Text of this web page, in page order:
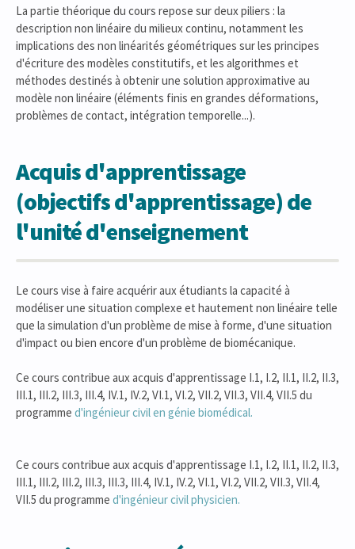
La partie théorique du cours repose sur deux piliers : la
description non linéaire du milieux continu, notamment les
implications des non linéarités géométriques sur les principes
d'écriture des modèles constitutifs, et les algorithmes et
méthodes destinés à obtenir une solution approximative au
modèle non linéaire (éléments finis en grandes déformations,
problèmes de contact, intégration temporelle...).
Acquis d'apprentissage
(objectifs d'apprentissage) de
l'unité d'enseignement
Le cours vise à faire acquérir aux étudiants la capacité à
modéliser une situation complexe et hautement non linéaire telle
que la simulation d'un problème de mise à forme, d'une situation
d'impact ou bien encore d'un problème de biomécanique.
Ce cours contribue aux acquis d'apprentissage I.1, I.2, II.1, II.2, II.3,
III.1, III.2, III.3, III.4, IV.1, IV.2, VI.1, VI.2, VII.2, VII.3, VII.4, VII.5 du
programme d'ingénieur civil en génie biomédical.
Ce cours contribue aux acquis d'apprentissage I.1, I.2, II.1, II.2, II.3,
III.1, III.2, III.2, III.3, III.3, III.4, IV.1, IV.2, VI.1, VI.2, VII.2, VII.3, VII.4,
VII.5 du programme d'ingénieur civil physicien.